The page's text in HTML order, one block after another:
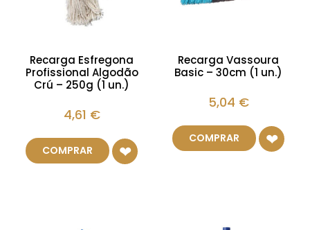
Recarga Esfregona
Profissional Algodão
Crú – 250g (1 un.)
4,61 €
COMPRAR
Recarga Vassoura
Basic – 30cm (1 un.)
5,04 €
COMPRAR